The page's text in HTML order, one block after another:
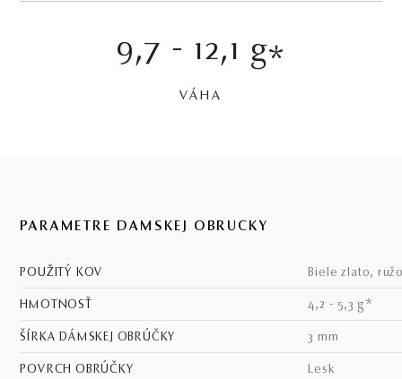
9,7 - 12,1 g*
VÁHA
PARAMETRE DÁMSKEJ OBRÚČKY
POUŽITÝ KOV biele zlato,
HMOTNOSŤ 4,2 - 5,3 g*
ŠÍRKA DÁMSKEJ OBRÚČKY 3 mm
POVRCH OBRÚČKY lesk